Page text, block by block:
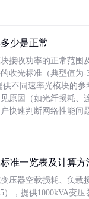
少是正常
接收功率的正常范围
收光标准（典型值为-
供不同速率光模块的
原因（如光纤损耗、
快速判断网络性能问
准一览表及计算方
压器空载损耗、负载
），提供1000kVA变